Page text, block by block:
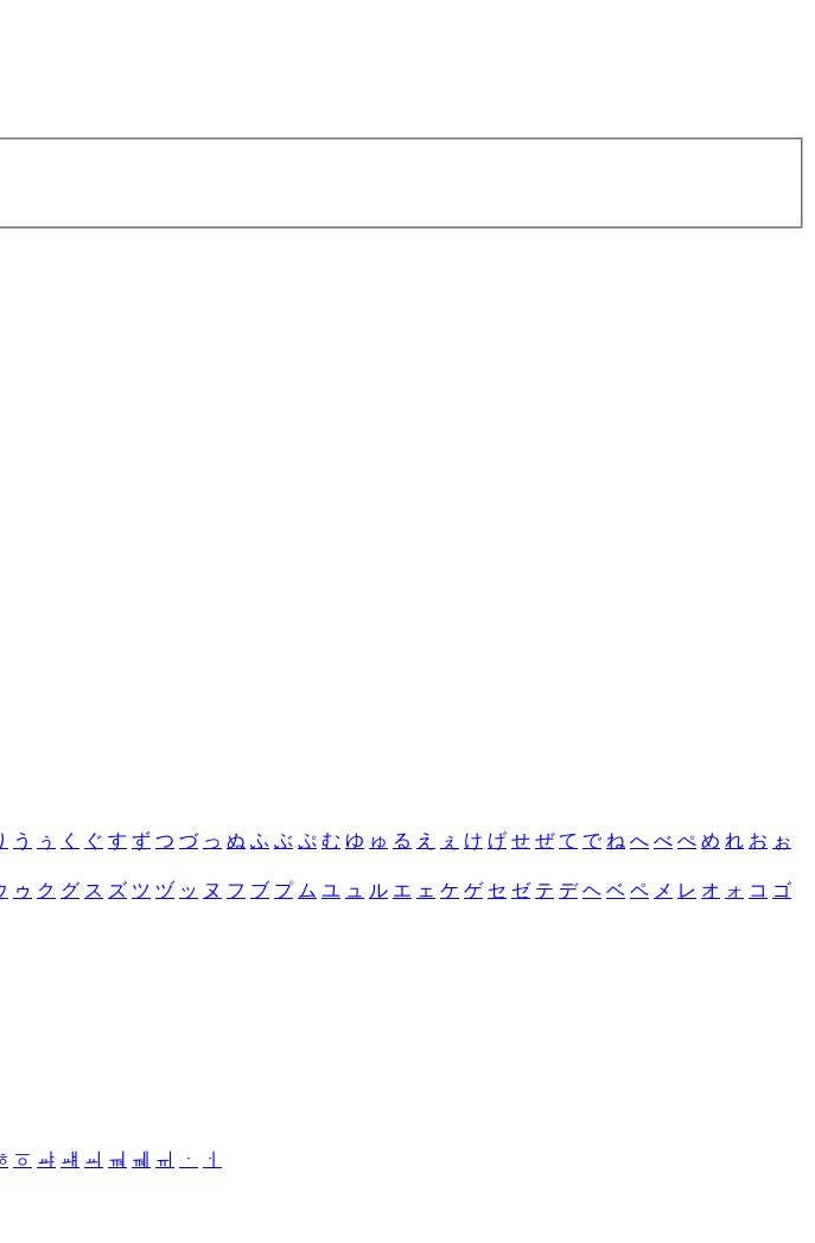
う ぅ く ぐ す ず つ づ っ ぬ ふ ぶ ぷ む ゆ ゅ る え ぇ け げ せ ぜ て で ね へ べ ぺ め れ お ぉ
ゥ ク グ ス ズ ツ ヅ ッ ヌ フ ブ プ ム ユ ュ ル エ ェ ケ ゲ セ ゼ テ デ ヘ ベ ペ メ レ オ ォ コ ゴ
ㆆ ㆇ ㆈ ㆉ ㆊ ㆋ ㆌ ㆍ
ㆎ